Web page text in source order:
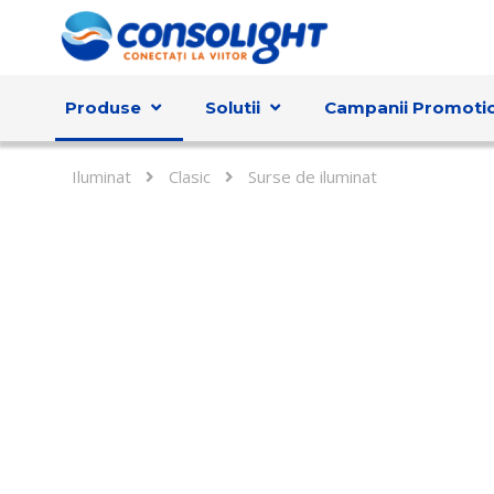
Produse Solutii Campanii
Iluminat Clasic Surse de iluminat